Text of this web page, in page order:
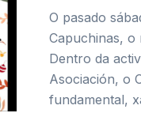
O pasado
Capuchinas, o
Dentro da
Asociación, o
fundamental,